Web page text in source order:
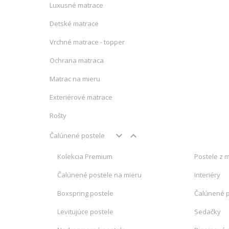
Luxusné matrace
Detské matrace
Vrchné matrace - topper
Ochrana matraca
Matrac na mieru
Exteriérové matrace
Rošty
Čalúnené postele keyboard_arrow_down keyboard_arrow_up
Kolekcia Premium
Čalúnené postele na mieru
Boxspring postele
Levitujúce postele
Postele z
Interiéry
Čalúnené
Sedačky